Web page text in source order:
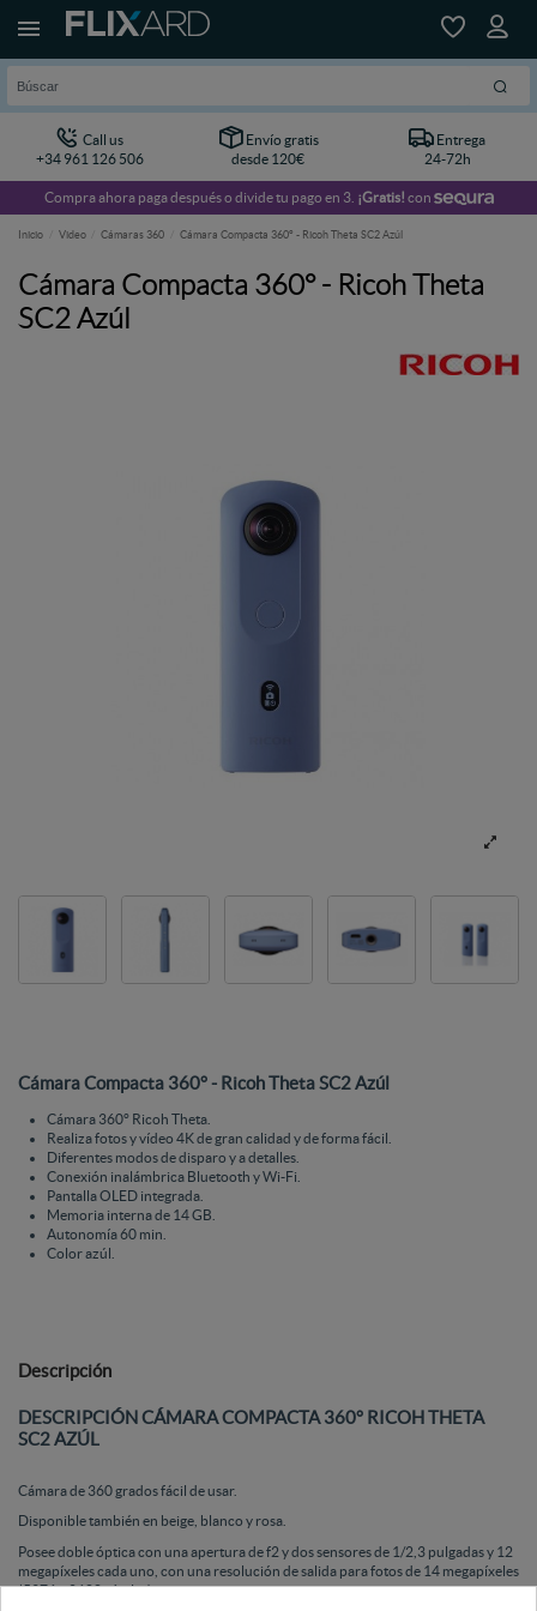
Call us
+34 961 126 506
Envío gratis
desde 120€
Entrega
24-72h
Compra ahora paga después o divide tu pago en 3. ¡Gratis! con
Inicio Video Cámaras 360 Cámara Compacta 360° - Ricoh Theta SC2 Azúl
Cámara Compacta 360° - Ricoh Theta
SC2 Azúl
Cámara Compacta 360° - Ricoh Theta SC2 Azúl
Cámara 360° Ricoh Theta.
Realiza fotos y vídeo 4K de gran calidad y de forma fácil.
Diferentes modos de disparo y a detalles.
Conexión inalámbrica Bluetooth y Wi-Fi.
Pantalla OLED integrada.
Memoria interna de 14 GB.
Autonomía 60 min.
Color azúl.
Descripción
DESCRIPCIÓN CÁMARA COMPACTA 360° RICOH THETA
SC2 AZÚL
Cámara de 360 grados fácil de usar.
Disponible también en beige, blanco y rosa.
Posee doble óptica con una apertura de f2 y dos sensores de 1/2,3 pulgadas y 12
megapíxeles cada uno, con una resolución de salida para fotos de 14 megapíxeles
(5376 x 2688 píxeles)